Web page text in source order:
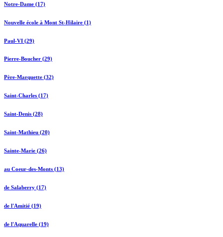
Notre-Dame (17)
Nouvelle école à Mont St-Hilaire (1)
Paul-VI (29)
Pierre-Boucher (29)
Père-Marquette (32)
Saint-Charles (17)
Saint-Denis (28)
Saint-Mathieu (20)
Sainte-Marie (26)
au Coeur-des-Monts (13)
de Salaberry (17)
de l'Amitié (19)
de l'Aquarelle (19)